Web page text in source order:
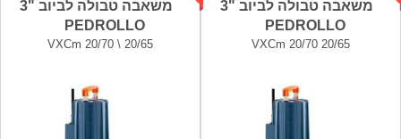
משאבה טבולה לביוב "3
PEDROLLO
20/65 VXCm 20/70
משאבה טבולה לביוב "3
PEDROLLO
VXCm 20/70 \ 20/65